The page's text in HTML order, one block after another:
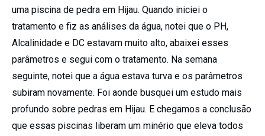
uma piscina de pedra em Hijau. Quando iniciei o
tratamento e fiz as análises da água, notei que o PH,
Alcalinidade e DC estavam muito alto, abaixei esses
parâmetros e segui com o tratamento. Na semana
seguinte, notei que a água estava turva e os parâmetros
subiram novamente. Foi aonde busquei um estudo mais
profundo sobre pedras em Hijau. E chegamos a conclusão
que essas piscinas liberam um minério que eleva todos